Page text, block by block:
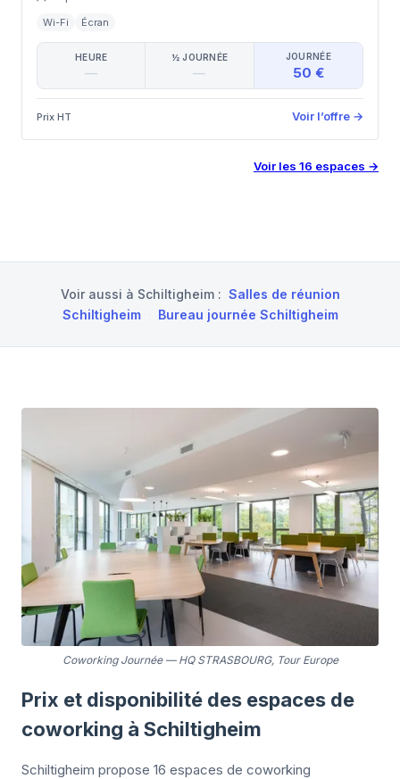
Wi-Fi Écran
HEURE
—
½ JOURNÉE
—
JOURNÉE
50 €
Prix HT Voir l’offre →
Voir les 16 espaces →
Voir aussi à Schiltigheim: Salles de réunion
Schiltigheim
Bureau journée Schiltigheim
Coworking Journée— HQ STRASBOURG, Tour Europe
Prix et disponibilité des espaces de
coworking à Schiltigheim
Schiltigheim propose 16 espaces de coworking